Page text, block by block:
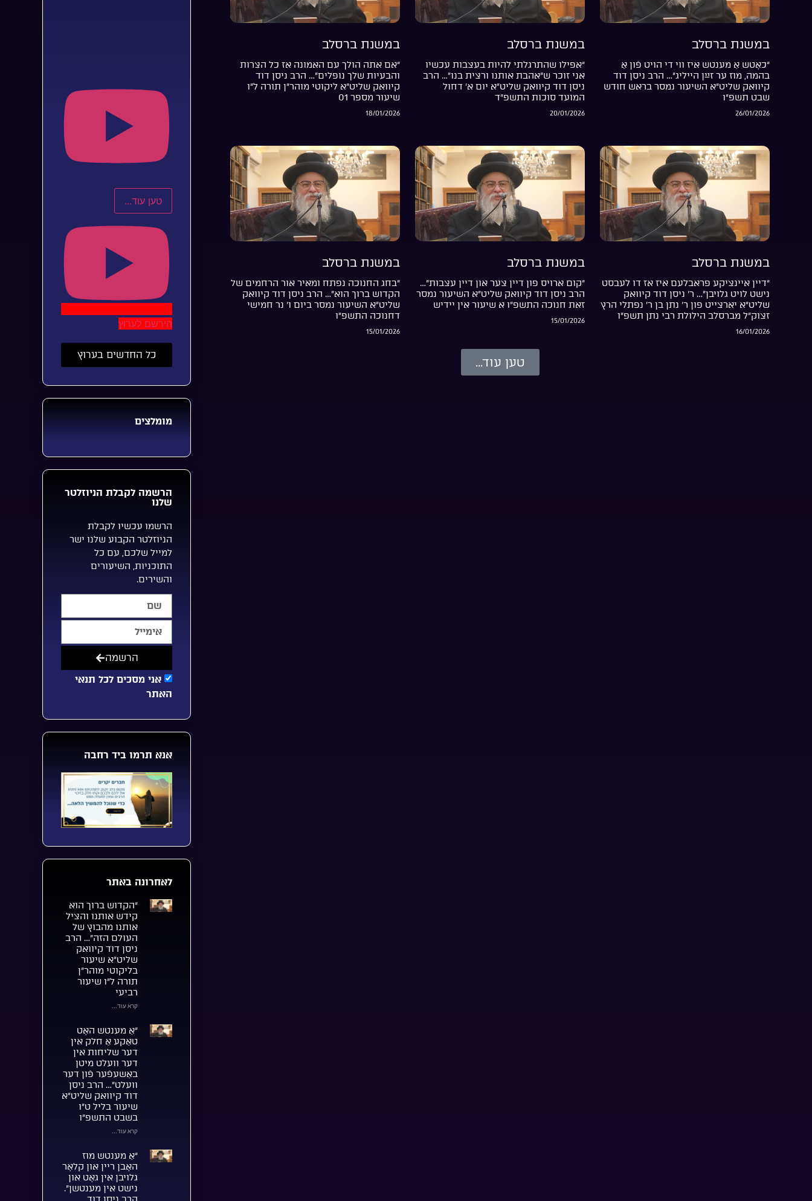
במשנת ברסלב
“כאָטש אַ מענטש איז ווי די הויט פֿון אַ
בהמה, מוז ער זײַן הייליג”… הרב ניסן דוד
קיוואק שליט”א השיעור נמסר בראש חודש
שבט תשפ”ו
26/01/2026
במשנת ברסלב
“אפילו שהתרגלתי להיות בעצבות עכשיו
אני זוכר ש”אהבת אותנו ורצית בנו”… הרב
ניסן דוד קיוואק שליט”א יום א’ דחול
המועד סוכות התשפ”ד
20/01/2026
במשנת ברסלב
“אם אתה הולך עם האמונה אז כל הצרות
והבעיות שלך נופלים”… הרב ניסן דוד
קיוואק שליט”א ליקוטי מוהר”ן תורה ל”ו
שיעור מספר 01
18/01/2026
במשנת ברסלב
“דיין איינציקע פראבלעם איז אז דו לעבסט
נישט לויט גלויבן”… ר’ ניסן דוד קיוואק
שליט”א יארצייט פון ר’ נתן בן ר’ נפתלי הרץ
זצוק”ל מברסלב הילולת רבי נתן תשפ”ו
16/01/2026
במשנת ברסלב
“קום ארויס פון דיין צער און דיין עצבות”…
הרב ניסן דוד קיוואק שליט”א השיעור נמסר
זאת חנוכה התשפ”ו א שיעור אין יידיש
15/01/2026
במשנת ברסלב
“בחג החנוכה נפתח ומאיר אור הרחמים של
הקדוש ברוך הוא”… הרב ניסן דוד קיוואק
שליט”א השיעור נמסר ביום ו’ נר חמישי
דחנוכה התשפ”ו
15/01/2026
טען עוד...
טען עוד...
הירשם לערוץ
כל החדשים בערוץ
מומלצים
הרשמה לקבלת הניוזלטר
שלנו
הרשמו עכשיו לקבלת
הניוזלטר הקבוע שלנו ישר
למייל שלכם, עם כל
התוכניות, השיעורים
והשירים.
אני מסכים לכל תנאי
האתר
הרשמה
אנא תרמו ביד רחבה
לאחרונה באתר
“הקדוש ברוך הוא
קידש אותנו והציל
אותנו מהבוץ של
העולם הזה”… הרב
ניסן דוד קיוואק
שליט”א שיעור
בליקוטי מוהר”ן
תורה ל”ו שיעור
רביעי
קרא עוד...
“אַ מענטש האָט
טאַקע אַ חלק אין
דער שליחות אין
דער וועלט מיטן
באַשעפֿער פֿון דער
וועלט”… הרב ניסן
דוד קיוואק שליט”א
שיעור בליל ט”ו
בשבט התשפ”ו
קרא עוד...
“אַ מענטש מוז
האָבן ריין און קלאָר
גלויבן אין גאָט און
נישט אין מענטשן”.